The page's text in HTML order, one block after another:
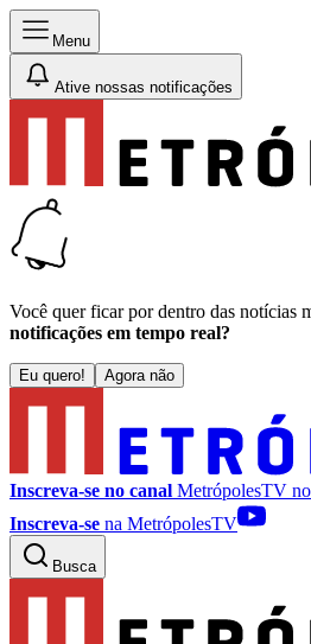
Menu
Ative nossas notificações
Você quer ficar por dentro das notícias
notificações em tempo real?
Eu quero! Agora não
Inscreva-se no canal MetrópolesTV no
Inscreva-se na MetrópolesTV
Busca